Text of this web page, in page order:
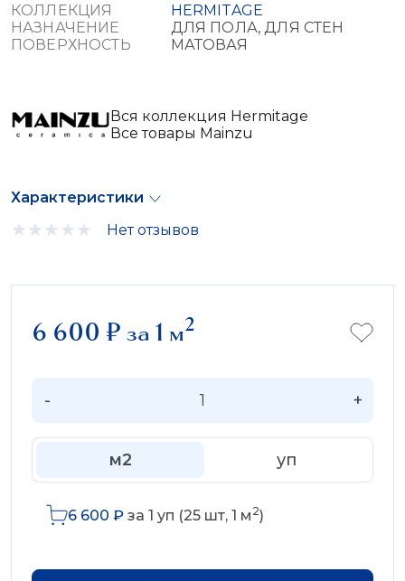
КОЛЛЕКЦИЯ
HERMITAGE
НАЗНАЧЕНИЕ
ДЛЯ ПОЛА, ДЛЯ СТЕН
ПОВЕРХНОСТЬ
МАТОВАЯ
Вся коллекция Hermitage
Все товары Mainzu
Характеристики
Нет отзывов
6 600 ₽за 1 м2
- +
м2 уп
6 600 ₽ за 1 уп (25 шт, 1 м 2)